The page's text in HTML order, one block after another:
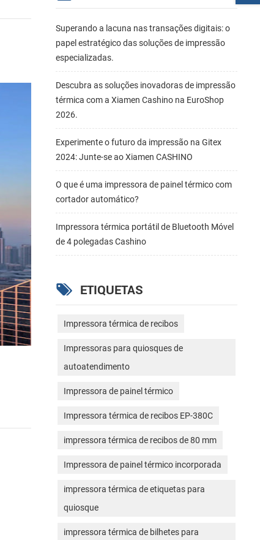
Superando a lacuna nas transações digitais: o
papel estratégico das soluções de impressão
especializadas.
Descubra as soluções inovadoras de impressão
térmica com a Xiamen Cashino na EuroShop
2026.
Experimente o futuro da impressão na Gitex
2024: Junte-se ao Xiamen CASHINO
O que é uma impressora de painel térmico com
cortador automático?
Impressora térmica portátil de Bluetooth Móvel
de 4 polegadas Cashino
ETIQUETAS
Impressora térmica de recibos
Impressoras para quiosques de
autoatendimento
Impressora de painel térmico
Impressora térmica de recibos EP-380C
impressora térmica de recibos de 80 mm
Impressora de painel térmico incorporada
impressora térmica de etiquetas para
quiosque
impressora térmica de bilhetes para